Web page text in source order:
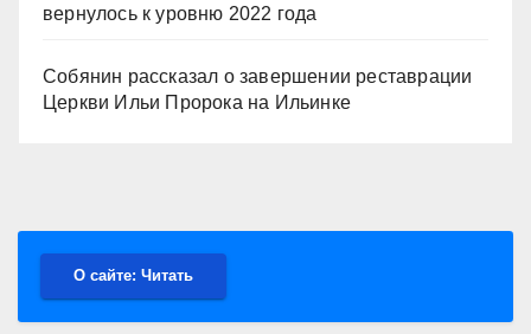
вернулось к уровню 2022 года
Собянин рассказал о завершении реставрации
Церкви Ильи Пророка на Ильинке
О сайте: Читать